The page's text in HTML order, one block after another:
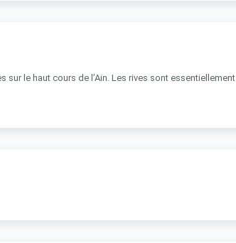
le haut cours de l’Ain. Les rives sont essentiellement